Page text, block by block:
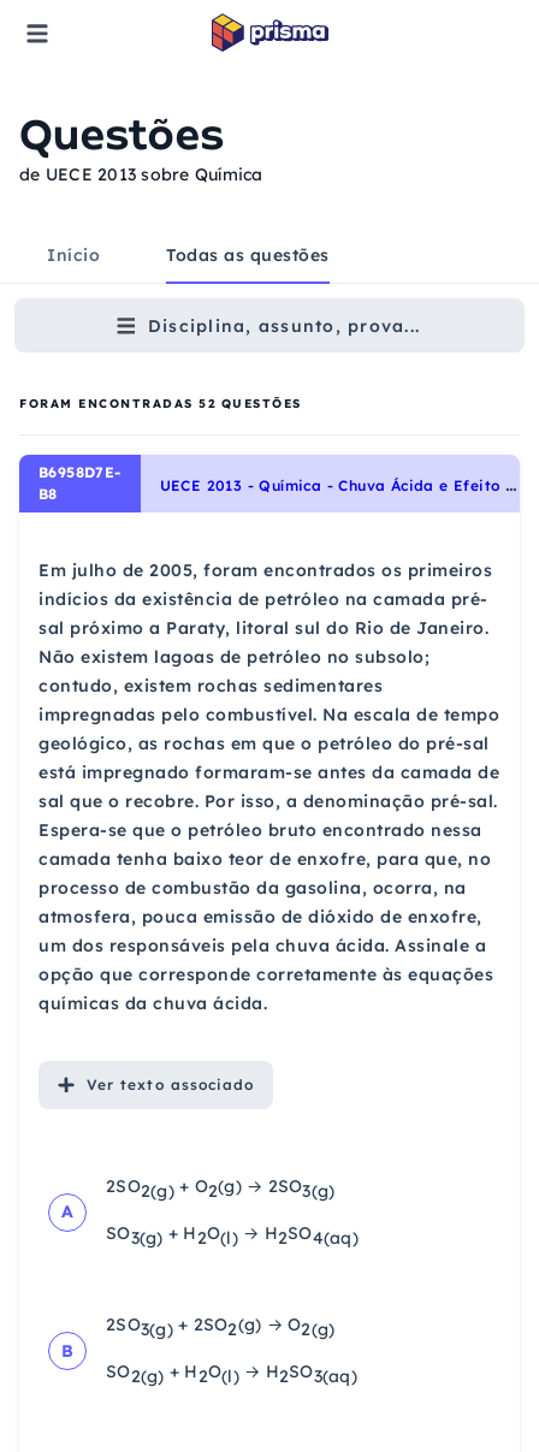
Questões
de UECE 2013 sobre Química
Início Todas as questões
Disciplina, assunto, prova...
FORAM ENCONTRADAS 52 QUESTÕES
B6958D7E-
B8
U
ECE 2013 - Química - Chuva Ácida e Efeito Estufa, Energias Químicas no Cotidiano
Em julho de 2005, foram encontrados os primeiros
indícios da existência de petróleo na camada pré-
sal próximo a Paraty, litoral sul do Rio de Janeiro.
Não existem lagoas de petróleo no subsolo;
contudo, existem rochas sedimentares
impregnadas pelo combustível. Na escala de tempo
geológico, as rochas em que o petróleo do pré-sal
está impregnado formaram-se antes da camada de
sal que o recobre. Por isso, a denominação pré-sal.
Espera-se que o petróleo bruto encontrado nessa
camada tenha baixo teor de enxofre, para que, no
processo de combustão da gasolina, ocorra, na
atmosfera, pouca emissão de dióxido de enxofre,
um dos responsáveis pela chuva ácida. Assinale a
opção que corresponde corretamente às equações
químicas da chuva ácida.
Ver texto associado
A
2SO2(g) + O2(g) → 2SO3(g)
SO3(g) + H2O(l)→ H2SO4(aq)
B
2SO3(g) + 2SO2(g) → O2(g)
SO2(g) + H2O(l)→ H2SO3(aq)